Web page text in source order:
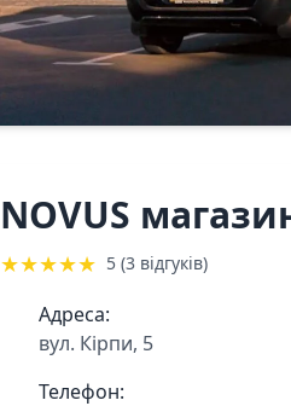
NOVUS
★★★★★ 5 (3 відгуків)
Адреса:
вул. Кірпи, 5
Телефон: